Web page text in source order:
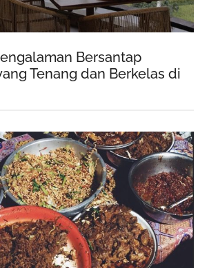
Bersantap
Tenang dan Berkelas di